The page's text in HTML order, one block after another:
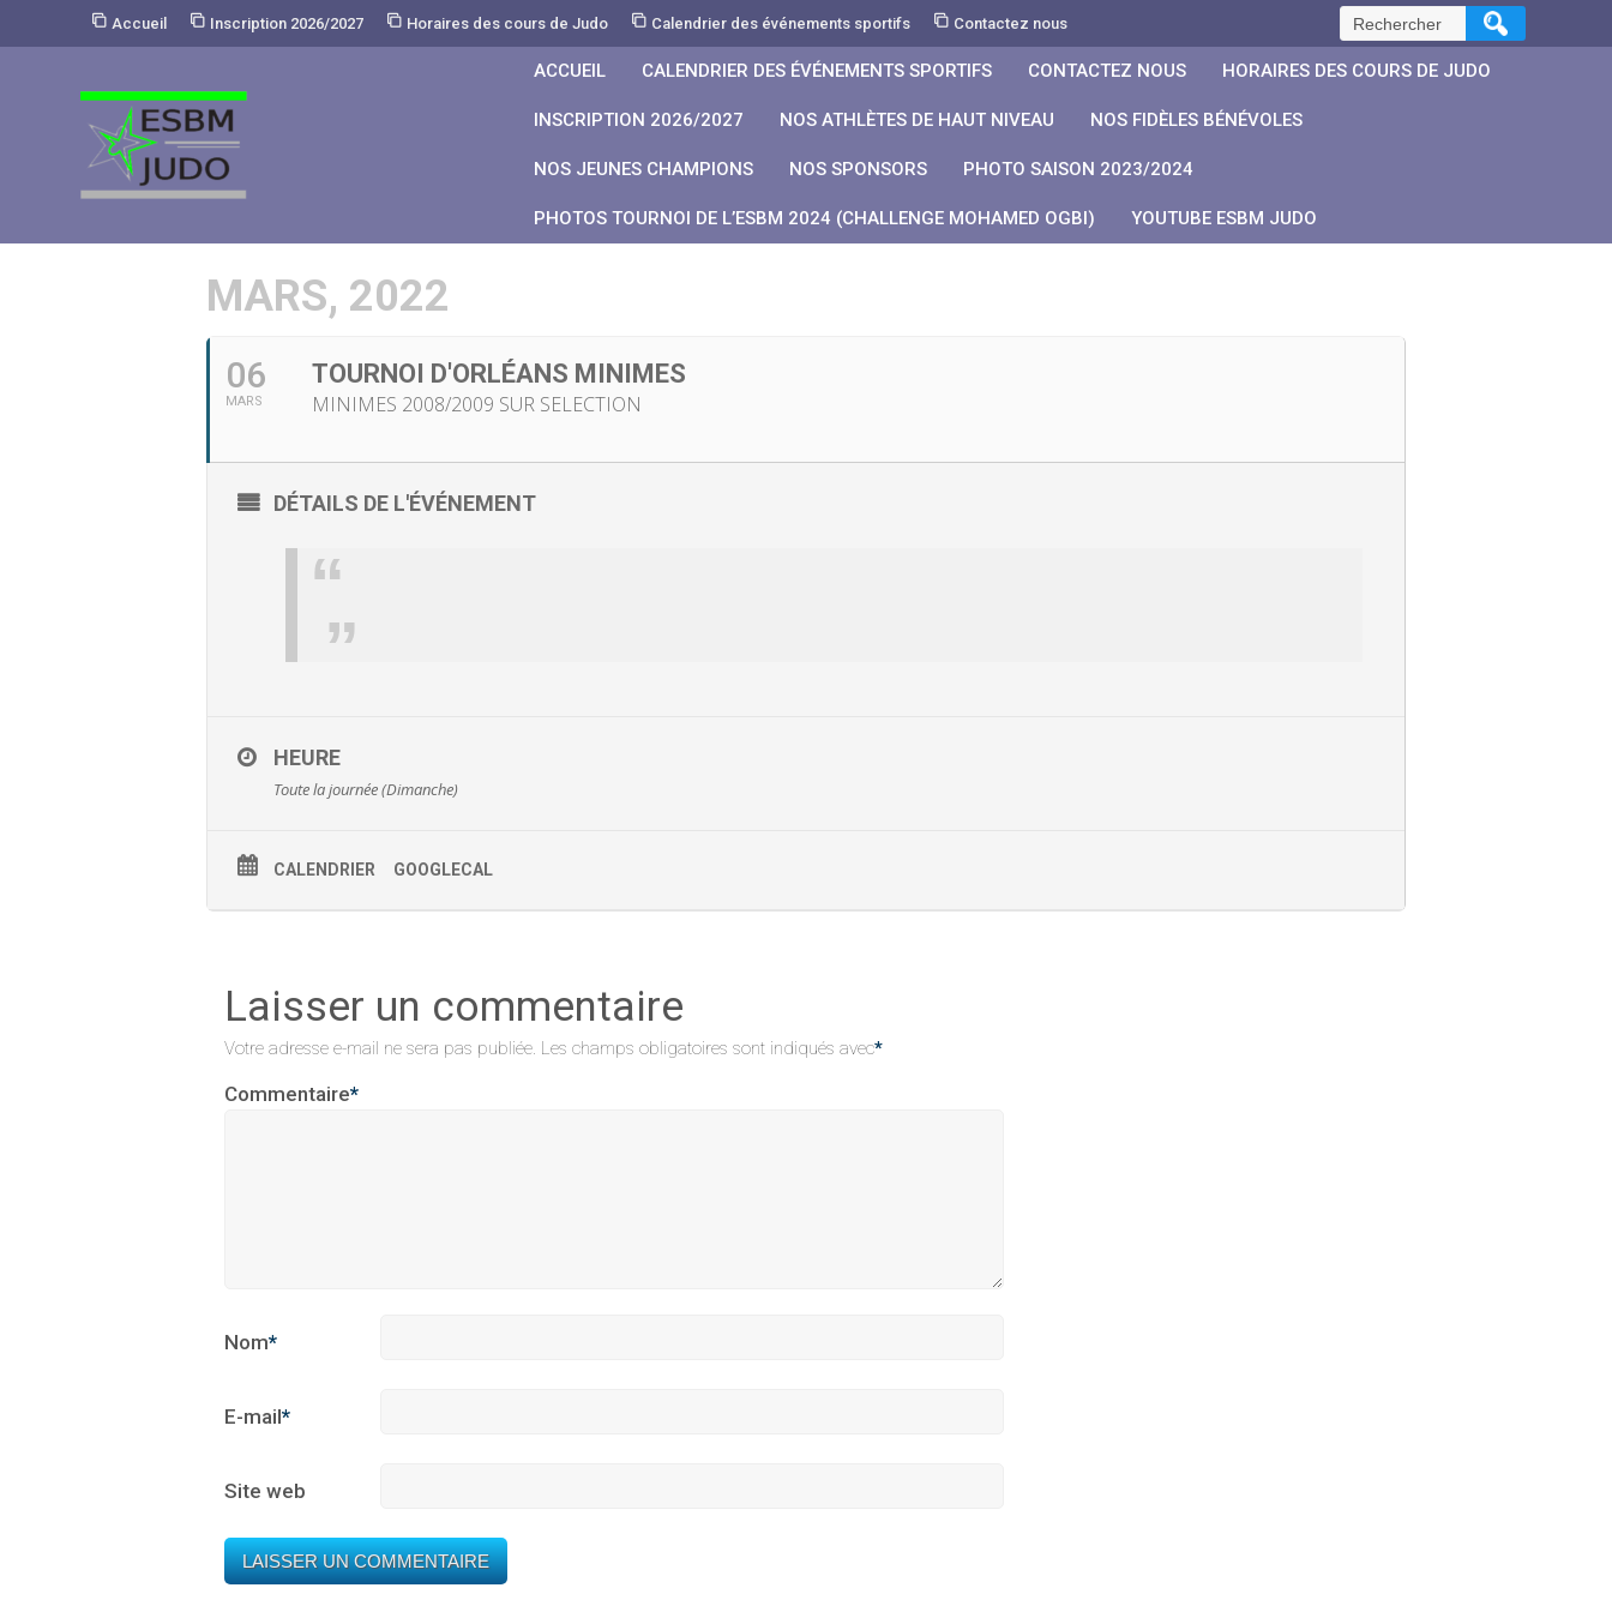
Accueil Inscription 2026/2027 Horaires des cours de Judo Calendrier des événements sportifs Contactez nous Rechercher :
ACCUEIL CALENDRIER DES ÉVÉNEMENTS SPORTIFS CONTACTEZ NOUS HORAIRES DES COURS DE JUDO
INSCRIPTION 2026/2027 NOS ATHLÈTES DE HAUT NIVEAU NOS FIDÈLES BÉNÉVOLES
NOS JEUNES CHAMPIONS NOS SPONSORS PHOTO SAISON 2023/2024
PHOTOS TOURNOI DE L’ESBM 2024 (CHALLENGE MOHAMED OGBI) YOUTUBE ESBM JUDO
MARS, 2022
06
MARS
TOURNOI D'ORLÉANS MINIMES
MINIMES 2008/2009 SUR SELECTION
DÉTAILS DE L'ÉVÉNEMENT
HEURE
Toute la journée (Dimanche)
CALENDRIER GOOGLECAL
Laisser un commentaire
Votre adresse e-mail ne sera pas publiée. Les champs obligatoires sont indiqués avec*
Commentaire*
Nom*
E-mail*
Site web